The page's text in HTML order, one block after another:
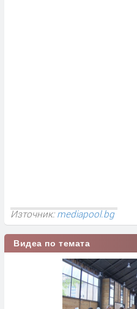
Източник:mediapool.bg
Видеа по темата